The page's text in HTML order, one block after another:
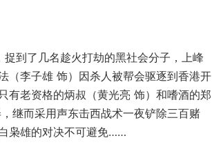
到了几名趁火打劫的黑社会分子，上峰
（李子雄 饰）因杀人被帮会驱逐到香港开
有老资格的炳叔（黄光亮 饰）和嗜酒的郑
继而采用声东击西战术一夜铲除三百赌
枭雄的对决不可避免……